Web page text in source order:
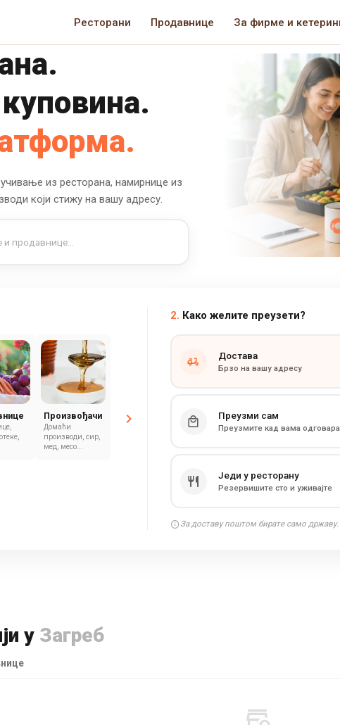
Ресторани Продавнице За фирме и
из ресторана, намирнице из
који стижу на вашу адресу.
Произвођачи
Домаћи
производи, сир,
мед, месо...
2. Како желите преузети?
Достава
Брзо на вашу адресу
Преузми сам
Преузмите кад вама одговара
Једи у ресторану
Резервишите сто и уживајте
За доставу поштом бирате само државу.
у Загреб